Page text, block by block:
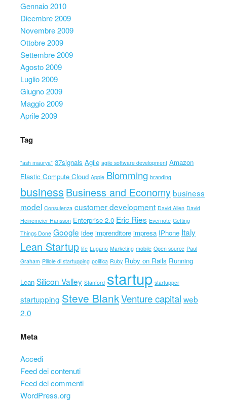
Gennaio 2010
Dicembre 2009
Novembre 2009
Ottobre 2009
Settembre 2009
Agosto 2009
Luglio 2009
Giugno 2009
Maggio 2009
Aprile 2009
Tag
"ash maurya" 37signals Agile agile software development Amazon
Elastic Compute Cloud Apple Blomming branding
business Business and Economybusiness
model Consulenza customer development David Allen David
Heinemeier Hansson Enterprise 2.0 Eric Ries Evernote Getting
Things Done Google idee imprenditore impresa IPhone Italy
Lean Startup life Lugano Marketing mobile Open source Paul
Graham Pillole di startupping politica Ruby Ruby on Rails Running
Lean Silicon Valley Stanford startup startupper
startupping Steve BlankVenture capital web
2.0
Meta
Accedi
Feed dei contenuti
Feed dei commenti
WordPress.org